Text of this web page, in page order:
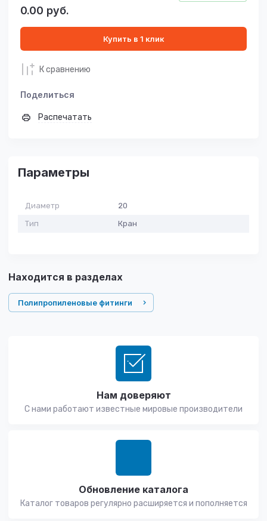
0.00 руб.
Купить в 1 клик
К сравнению
Поделиться
Распечатать
Параметры
Диаметр
20
Тип
Кран
Находится в разделах
Полипропиленовые фитинги
Нам доверяют
С нами работают известные мировые производители
Обновление каталога
Каталог товаров регулярно расширяется и пополняется